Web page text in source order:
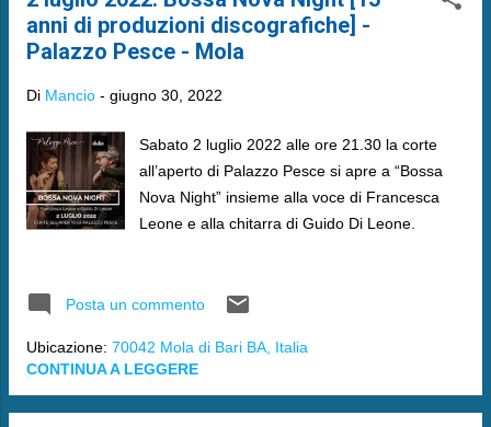
anni di produzioni discografiche] -
Palazzo Pesce - Mola
Di Mancio - giugno 30, 2022
Sabato 2 luglio 2022 alle ore 21.30 la corte
all’aperto di Palazzo Pesce si apre a “Bossa
Nova Night” insieme alla voce di Francesca
Leone e alla chitarra di Guido Di Leone.
Posta un commento
Ubicazione: 70042 Mola di Bari BA, Italia
CONTINUA A LEGGERE